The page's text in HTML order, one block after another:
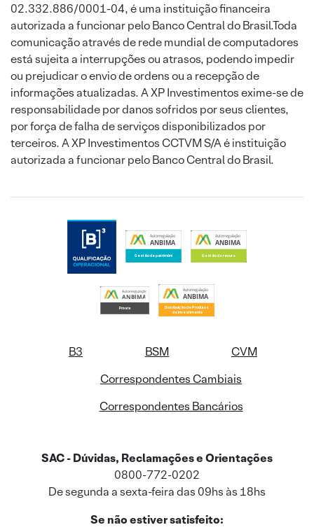
02.332.886/0001-04, é uma instituição financeira
autorizada a funcionar pelo Banco Central do Brasil.Toda
comunicação através de rede mundial de computadores
está sujeita a interrupções ou atrasos, podendo impedir
ou prejudicar o envio de ordens ou a recepção de
informações atualizadas. A XP Investimentos exime-se de
responsabilidade por danos sofridos por seus clientes,
por força de falha de serviços disponibilizados por
terceiros. A XP Investimentos CCTVM S/A é instituição
autorizada a funcionar pelo Banco Central do Brasil.
B3 BSM
CVM
Correspondentes Cambiais
Correspondentes Bancários
SAC - Dúvidas, Reclamações e Orientações
0800-772-0202
De segunda a sexta-feira das 09hs às 18hs
Se não estiver satisfeito: